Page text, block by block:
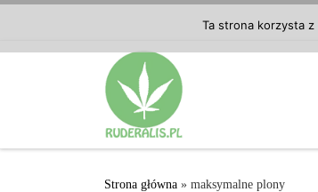
Strona główna » maksymalne plony
Ta strona korzysta